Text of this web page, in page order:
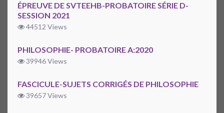
ÉPREUVE DE SVTEEHB-PROBATOIRE SÉRIE D-
SESSION 2021
44512 Views
PHILOSOPHIE- PROBATOIRE A:2020
39946 Views
FASCICULE-SUJETS CORRIGÉS DE PHILOSOPHIE
39657 Views